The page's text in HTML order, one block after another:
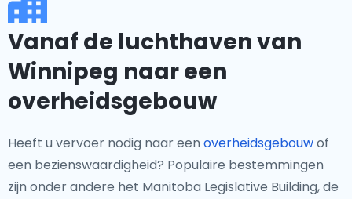
Vanaf de luchthaven van
Winnipeg naar een
overheidsgebouw
Heeft u vervoer nodig naar een overheidsgebouwof
een bezienswaardigheid? Populaire bestemmingen
zijn onder andere het Manitoba Legislative Building, de